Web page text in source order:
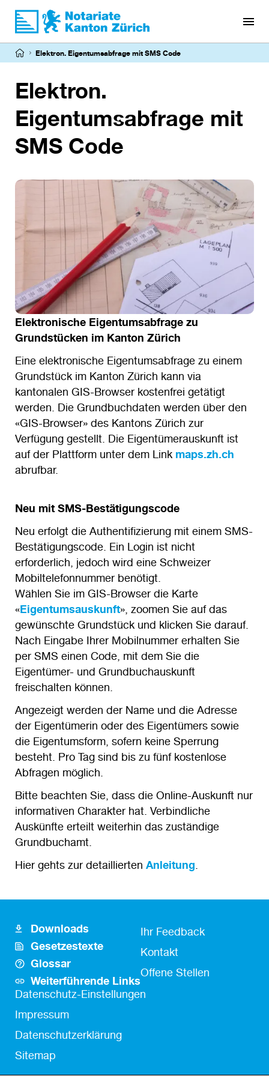
Direkt
zum
Pfadnavigation
Elektron. Eigentumsabfrage mit SMS Code
Elektron.
Eigentumsabfrage mit
SMS Code
Image
Elektronische Eigentumsabfrage zu
Grundstücken im Kanton Zürich
Eine elektronische Eigentumsabfrage zu einem
Grundstück im Kanton Zürich kann via
kantonalen GIS-Browser kostenfrei getätigt
werden. Die Grundbuchdaten werden über den
«GIS-Browser» des Kantons Zürich zur
Verfügung gestellt. Die Eigentümerauskunft ist
auf der Plattform unter dem Link maps.zh.ch
abrufbar.
Neu mit SMS-Bestätigungscode
Neu erfolgt die Authentifizierung mit einem SMS-
Bestätigungscode. Ein Login ist nicht
erforderlich, jedoch wird eine Schweizer
Mobiltelefonnummer benötigt.
Wählen Sie im GIS-Browser die Karte
«Eigentumsauskunft», zoomen Sie auf das
gewünschte Grundstück und klicken Sie darauf.
Nach Eingabe Ihrer Mobilnummer erhalten Sie
per SMS einen Code, mit dem Sie die
Eigentümer- und Grundbuchauskunft
freischalten können.
Angezeigt werden der Name und die Adresse
der Eigentümerin oder des Eigentümers sowie
die Eigentumsform, sofern keine Sperrung
besteht. Pro Tag sind bis zu fünf kostenlose
Abfragen möglich.
Bitte beachten Sie, dass die Online-Auskunft nur
informativen Charakter hat. Verbindliche
Auskünfte erteilt weiterhin das zuständige
Grundbuchamt.
Hier gehts zur detaillierten Anleitung
Footer
Icon
Links
Downloads
Gesetzestexte
Glossar
Weiterführende Links
Fusszeile
Kontakt
Ihr Feedback
Kontakt
Offene Stellen
Fußzeile
Datenschutz-Einstellungen
Impressum
Datenschutzerklärung
Sitemap